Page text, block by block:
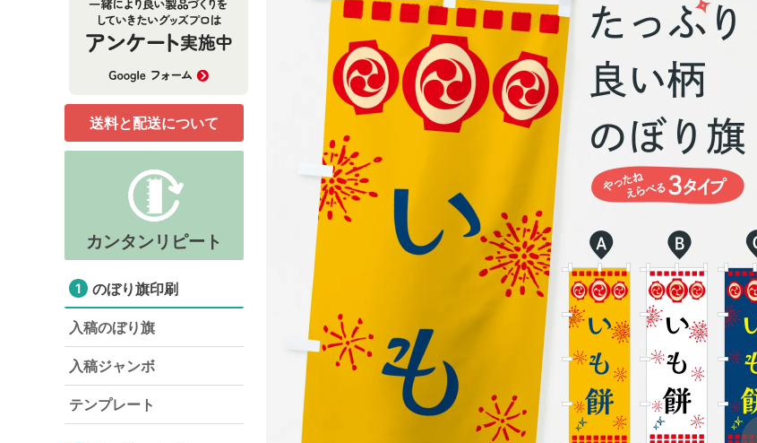
送料と配送について
カンタンリピート
1 のぼり旗印刷
入稿のぼり旗
入稿ジャンボ
テンプレート